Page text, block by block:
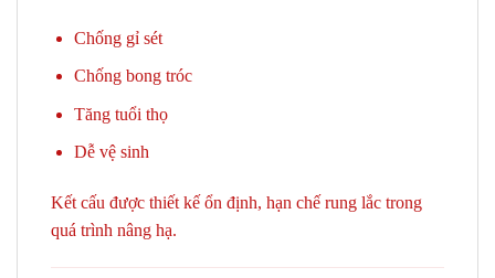
Chống gỉ sét
Chống bong tróc
Tăng tuổi thọ
Dễ vệ sinh
Kết cấu được thiết kế ổn định, hạn chế rung lắc trong
quá trình nâng hạ.